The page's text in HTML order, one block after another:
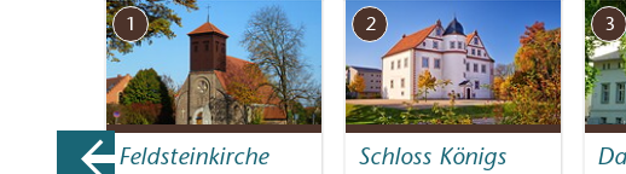
1
Feldsteinkirche
2
Schloss Königs
3